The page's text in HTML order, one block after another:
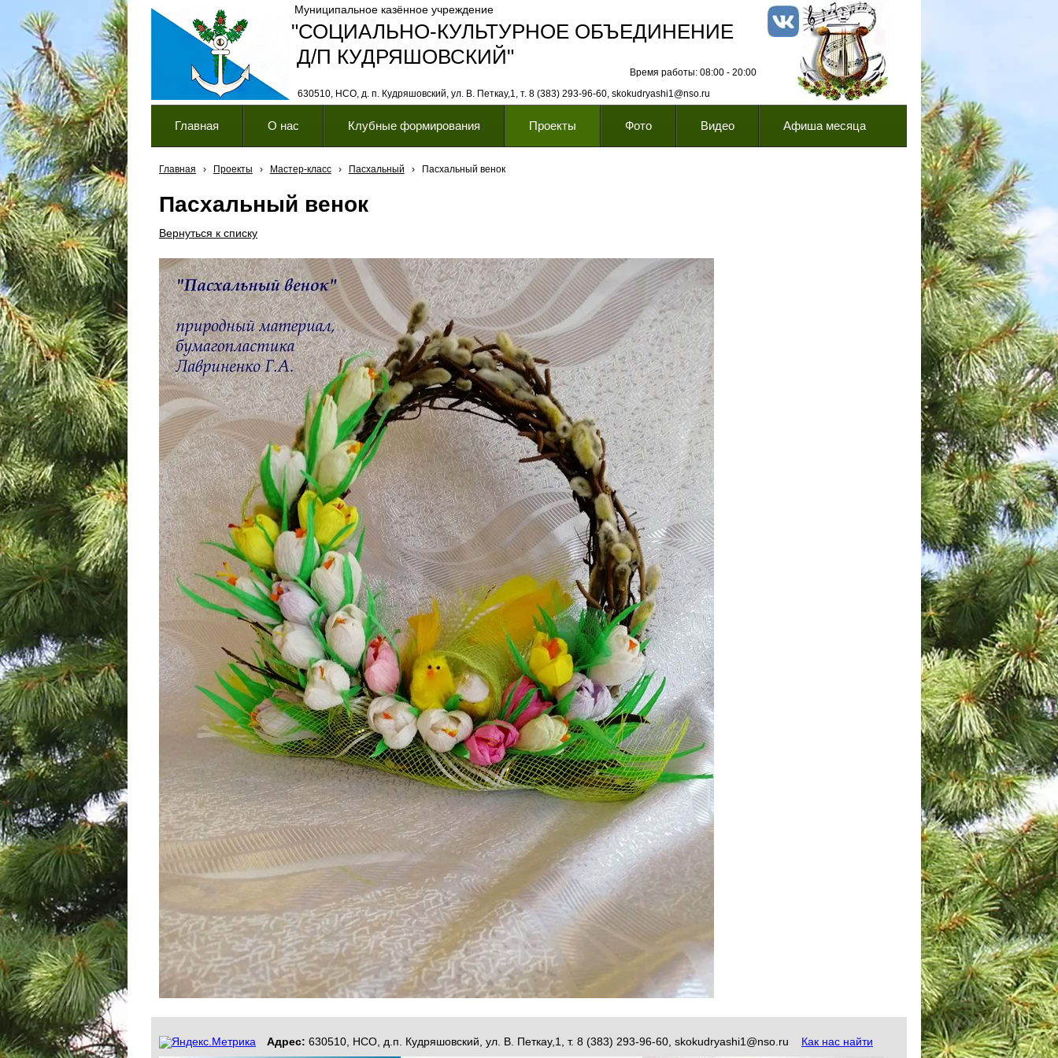
"СОЦИАЛЬНО-КУЛЬТУРНОЕ ОБЪЕДИНЕНИЕ
630510, НСО, д. п. Кудряшовский, ул. В. Петкау,1, т. 8 (383) 293-96-60, skokudryashi1@nso.ru
Муниципальное казённое учреждение
Время работы: 08:00 - 20:00
Д/П КУДРЯШОВСКИЙ"
Главная О нас Клубные формирования Проекты Фото Видео Афиша месяца
Главная › Проекты › Мастер-класс › Пасхальный › Пасхальный венок
Пасхальный венок
Вернуться к списку
Адрес: 630510, НСО, д.п. Кудряшовский, ул. В. Петкау,1, т. 8 (383) 293-96-60, skokudryashi1@nso.ru Как нас найти